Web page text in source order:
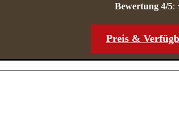
Bewertung 4/5:
Preis &